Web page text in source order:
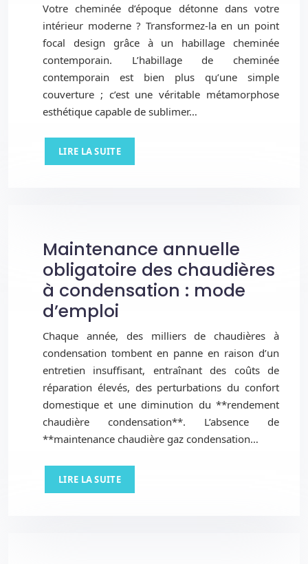
Votre cheminée d’époque détonne dans votre
intérieur moderne ? Transformez-la en un point
focal design grâce à un habillage cheminée
contemporain. L’habillage de cheminée
contemporain est bien plus qu’une simple
couverture ; c’est une véritable métamorphose
esthétique capable de sublimer…
LIRE LA SUITE
Maintenance annuelle
obligatoire des chaudières
à condensation : mode
d’emploi
Chaque année, des milliers de chaudières à
condensation tombent en panne en raison d’un
entretien insuffisant, entraînant des coûts de
réparation élevés, des perturbations du confort
domestique et une diminution du **rendement
chaudière condensation**. L’absence de
**maintenance chaudière gaz condensation…
LIRE LA SUITE